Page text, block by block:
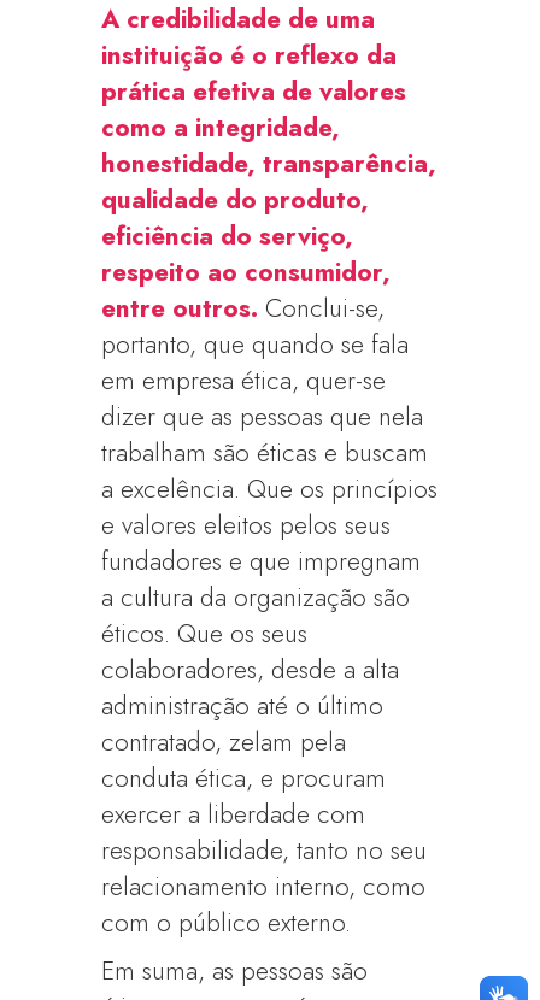
A credibilidade de uma
instituição é o reflexo da
prática efetiva de valores
como a integridade,
honestidade, transparência,
qualidade do produto,
eficiência do serviço,
respeito ao consumidor,
entre outros. Conclui-se,
portanto, que quando se fala
em empresa ética, quer-se
dizer que as pessoas que nela
trabalham são éticas e buscam
a excelência. Que os princípios
e valores eleitos pelos seus
fundadores e que impregnam
a cultura da organização são
éticos. Que os seus
colaboradores, desde a alta
administração até o último
contratado, zelam pela
conduta ética, e procuram
exercer a liberdade com
responsabilidade, tanto no seu
relacionamento interno, como
com o público externo.
Em suma, as pessoas são